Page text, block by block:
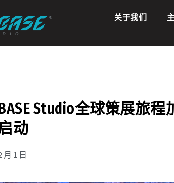
关于我们
Studio全球策展旅
动
月 1 日